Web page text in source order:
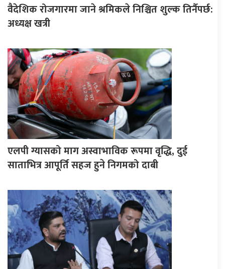
वैदेशिक रोजगारमा जाने श्रमिकले निश्चित शुल्क तिर्नैपर्छ:
अध्यक्ष खत्री
एलपी ग्यासको माग अस्वाभाविक रूपमा वृद्धि, दुई
साताभित्र आपूर्ति सहज हुने निगमको दाबी